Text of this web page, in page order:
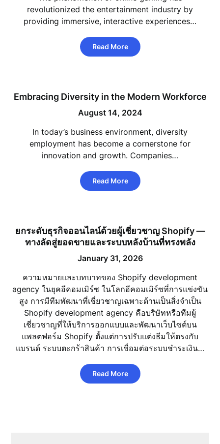
revolutionized the entertainment industry by
providing immersive, interactive experiences…
Read More
Embracing Diversity in the Modern Workforce
August 14, 2024
In today’s business environment, diversity
employment has become a cornerstone for
innovation and growth. Companies…
Read More
ยกระดับธุรกิจออนไลน์ด้วยผู้เชี่ยวชาญ Shopify —
ทางลัดสู่ยอดขายและระบบหลังบ้านที่ทรงพลัง
January 31, 2026
ความหมายและบทบาทของ Shopify development
agency ในยุคอีคอมเมิร์ซ ในโลกอีคอมเมิร์ซที่การแข่งขัน
สูง การมีทีมพัฒนาที่เชี่ยวชาญเฉพาะด้านเป็นสิ่งจำเป็น
Shopify development agency คือบริษัทหรือทีมผู้
เชี่ยวชาญที่ให้บริการออกแบบและพัฒนาเว็บไซต์บน
แพลตฟอร์ม Shopify ตั้งแต่การปรับแต่งธีมให้ตรงกับ
แบรนด์ ระบบตะกร้าสินค้า การเชื่อมต่อระบบชำระเงิน…
Read More